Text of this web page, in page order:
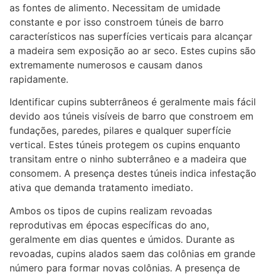
as fontes de alimento. Necessitam de umidade
constante e por isso constroem túneis de barro
característicos nas superfícies verticais para alcançar
a madeira sem exposição ao ar seco. Estes cupins são
extremamente numerosos e causam danos
rapidamente.
Identificar cupins subterrâneos é geralmente mais fácil
devido aos túneis visíveis de barro que constroem em
fundações, paredes, pilares e qualquer superfície
vertical. Estes túneis protegem os cupins enquanto
transitam entre o ninho subterrâneo e a madeira que
consomem. A presença destes túneis indica infestação
ativa que demanda tratamento imediato.
Ambos os tipos de cupins realizam revoadas
reprodutivas em épocas específicas do ano,
geralmente em dias quentes e úmidos. Durante as
revoadas, cupins alados saem das colônias em grande
número para formar novas colônias. A presença de